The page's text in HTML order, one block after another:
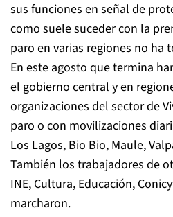
sus funciones en señal de
como suele suceder con la
paro en varias regiones no ha
En este agosto que termina
el gobierno central y en
organizaciones del sector de
paro o con movilizaciones
Los Lagos, Bio Bio, Maule,
También los trabajadores de
INE, Cultura, Educación,
marcharon.